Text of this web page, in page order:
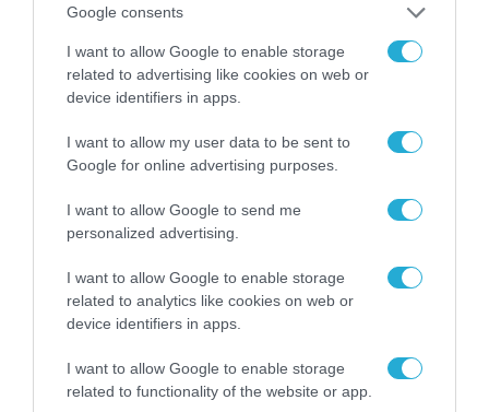
Google consents
I want to allow Google to enable storage
related to advertising like cookies on web or
device identifiers in apps.
I want to allow my user data to be sent to
Google for online advertising purposes.
I want to allow Google to send me
personalized advertising.
I want to allow Google to enable storage
related to analytics like cookies on web or
device identifiers in apps.
I want to allow Google to enable storage
related to functionality of the website or app.